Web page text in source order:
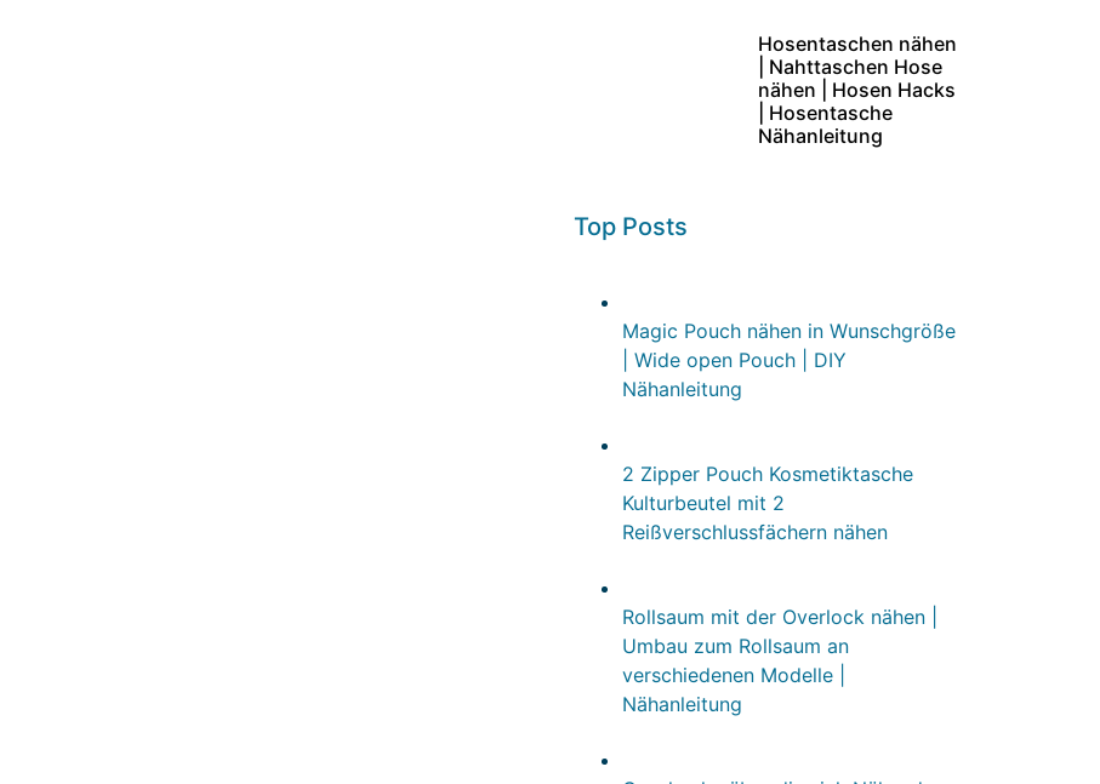
Hosentaschen nähen
| Nahttaschen Hose
nähen | Hosen Hacks
| Hosentasche
Nähanleitung
Top Posts
Magic Pouch nähen in Wunschgröße
| Wide open Pouch | DIY
Nähanleitung
2 Zipper Pouch Kosmetiktasche
Kulturbeutel mit 2
Reißverschlussfächern nähen
Rollsaum mit der Overlock nähen |
Umbau zum Rollsaum an
verschiedenen Modelle |
Nähanleitung